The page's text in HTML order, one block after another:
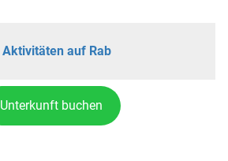
Aktivitäten auf Rab
Unterkunft buchen